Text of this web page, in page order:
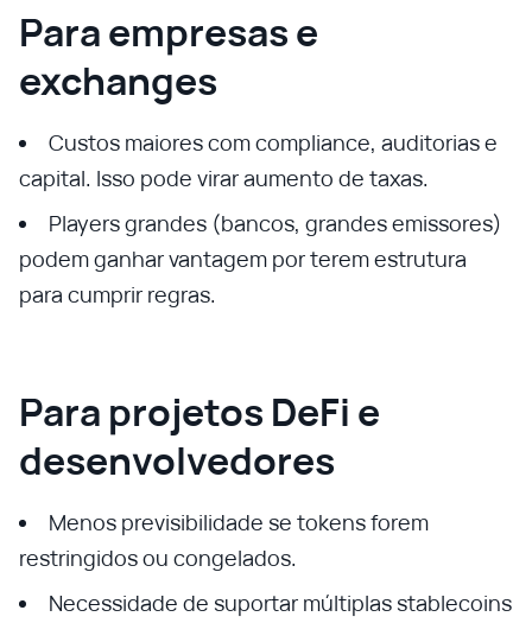
Para empresas e
exchanges
Custos maiores com compliance, auditorias e
capital. Isso pode virar aumento de taxas.
Players grandes (bancos, grandes emissores)
podem ganhar vantagem por terem estrutura
para cumprir regras.
Para projetos DeFi e
desenvolvedores
Menos previsibilidade se tokens forem
restringidos ou congelados.
Necessidade de suportar múltiplas stablecoins